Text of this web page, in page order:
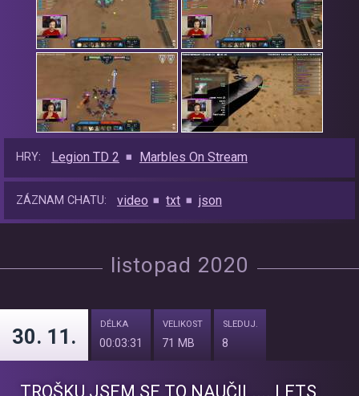
HRY: Legion TD 2 Marbles On Stream
ZÁZNAM CHATU: video txt json
listopad 2020
30. 11.
DÉLKA
00:03:31
VELIKOST
71 MB
SLEDUJ.
8
TROŠKU JSEM SE TO NAUČIL.... LETS